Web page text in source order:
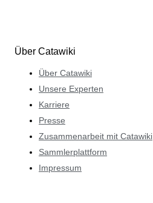
Über Catawiki
Über Catawiki
Unsere Experten
Karriere
Presse
Zusammenarbeit mit Catawiki
Sammlerplattform
Impressum